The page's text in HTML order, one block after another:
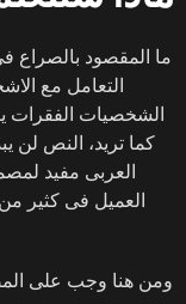
ما المقصود بالصراع
التعامل مع
الشخصيات الفقرات
كما تريد، النص لن
العربى مفيد
العميل فى كثير
ومن هنا وجب على